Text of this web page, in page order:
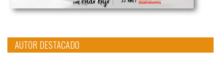
AUTOR DESTACADO